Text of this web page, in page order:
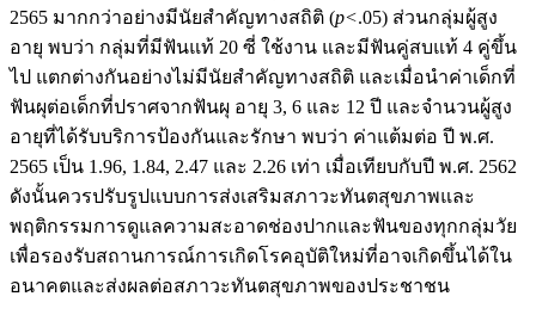
2565 มากกว่าอย่างมีนัยสำคัญทางสถิติ (p<.05) ส่วนกลุ่มผู้สูง
อายุ พบว่า กลุ่มที่มีฟันแท้ 20 ซี่ ใช้งาน และมีฟันคู่สบแท้ 4 คู่ขึ้น
ไป แตกต่างกันอย่างไม่มีนัยสำคัญทางสถิติ และเมื่อนำค่าเด็กที่
ฟันผุต่อเด็กที่ปราศจากฟันผุ อายุ 3, 6 และ 12 ปี และจำนวนผู้สูง
อายุที่ได้รับบริการป้องกันและรักษา พบว่า ค่าแต้มต่อ ปี พ.ศ.
2565 เป็น 1.96, 1.84, 2.47 และ 2.26 เท่า เมื่อเทียบกับปี พ.ศ. 2562
ดังนั้นควรปรับรูปแบบการส่งเสริมสภาวะทันตสุขภาพและ
พฤติกรรมการดูแลความสะอาดช่องปากและฟันของทุกกลุ่มวัย
เพื่อรองรับสถานการณ์การเกิดโรคอุบัติใหม่ที่อาจเกิดขึ้นได้ใน
อนาคตและส่งผลต่อสภาวะทันตสุขภาพของประชาชน